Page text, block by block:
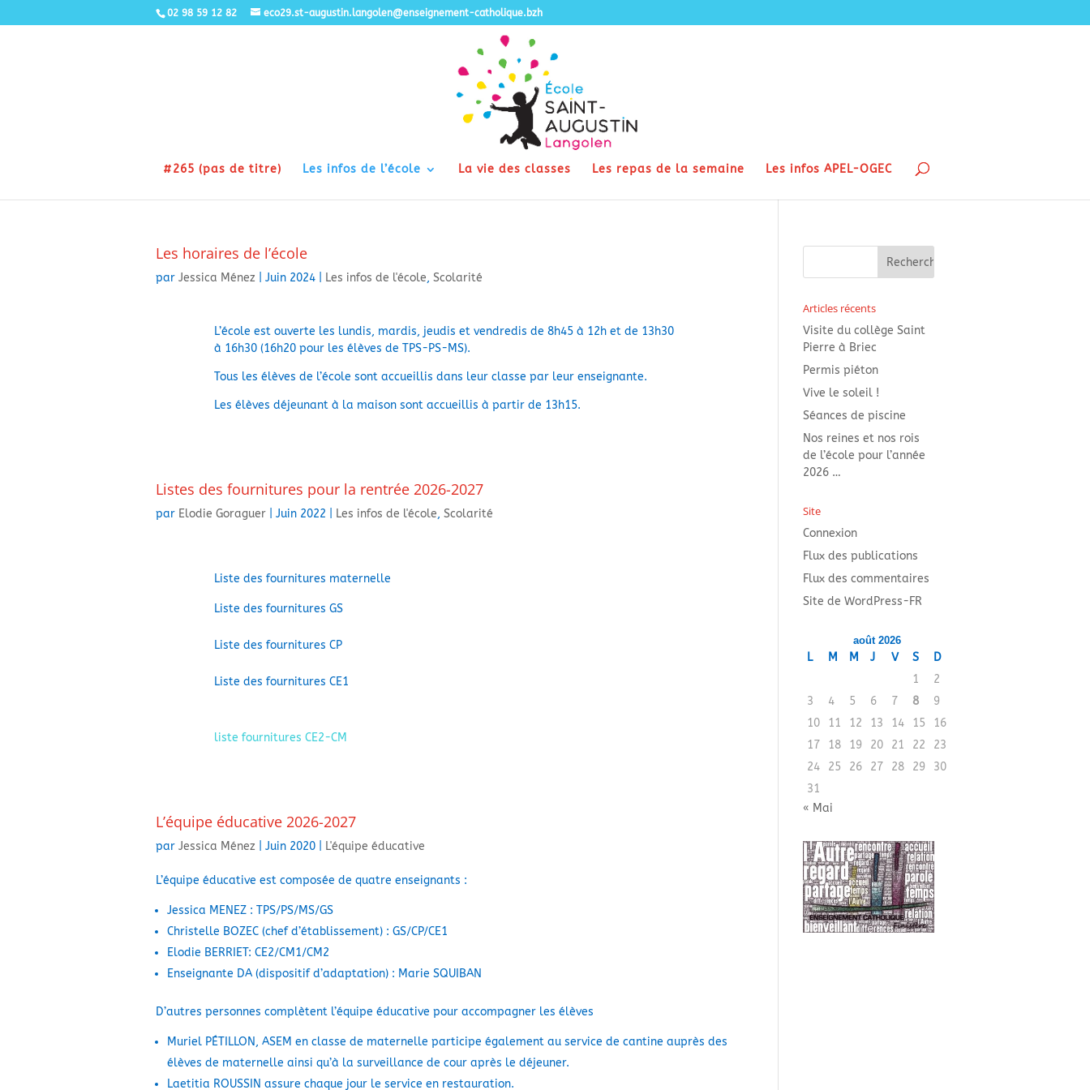
02 98 59 12 82 eco29.st-augustin.langolen@enseignement-catholique.bzh
#265 (pas de titre) Les infos de l’école La vie des classes Les repas de la semaine Les infos APEL-OGEC
Les horaires de l’école
par Jessica Ménez Juin 2024 Les infos de l'école, Scolarité
L’école est ouverte les lundis, mardis, jeudis et vendredis de 8h45 à 12h et de 13h30
à 16h30 (16h20 pour les élèves de TPS-PS-MS).
Tous les élèves de l’école sont accueillis dans leur classe par leur enseignante.
Les élèves déjeunant à la maison sont accueillis à partir de 13h15.
Listes des fournitures pour la rentrée 2026-2027
par Elodie Goraguer Juin 2022 Les infos de l'école, Scolarité
Liste des fournitures maternelle
Liste des fournitures GS
Liste des fournitures CP
Liste des fournitures CE1
liste fournitures CE2-CM
L’équipe éducative 2026-2027
par Jessica Ménez Juin 2020 L'équipe éducative
L’équipe éducative est composée de quatre enseignants :
Jessica MENEZ : TPS/PS/MS/GS
Christelle BOZEC (chef d’établissement) : GS/CP/CE1
Elodie BERRIET: CE2/CM1/CM2
Enseignante DA (dispositif d’adaptation) : Marie SQUIBAN
D’autres personnes complètent l’équipe éducative pour accompagner les élèves
Muriel PÉTILLON, ASEM en classe de maternelle participe également au service de cantine auprès des
élèves de maternelle ainsi qu’à la surveillance de cour après le déjeuner.
Laetitia ROUSSIN assure chaque jour le service en restauration.
Articles récents
Visite du collège Saint
Pierre à Briec
Permis piéton
Vive le soleil !
Séances de piscine
Nos reines et nos rois
de l’école pour l’année
2026 …
Site
Connexion
Flux des publications
Flux des commentaires
Site de WordPress-FR
août 2026
L M M J V S
D
1
2
3
4 5 6 7 8
9
10
11 12 13 14 15
16
17
18 19 20 21 22
23
24
25 26 27 28 29
30
31
« Mai